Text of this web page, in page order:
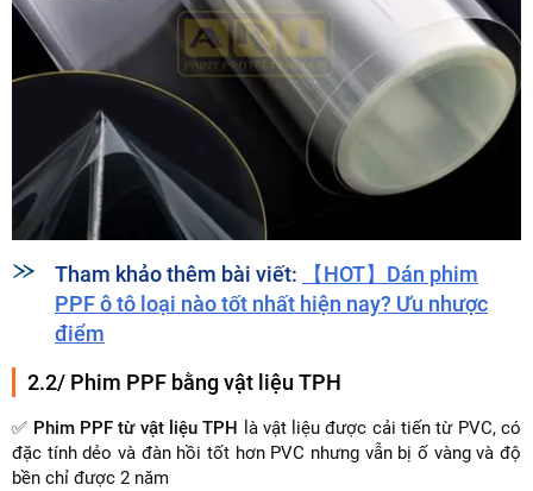
Tham khảo thêm bài viết:
【HOT】Dán phim
PPF ô tô loại nào tốt nhất hiện nay? Ưu nhược
điểm
2.2/ Phim PPF bằng vật liệu TPH
✅ Phim PPF từ vật liệu TPH là vật liệu được cải tiến từ PVC, có
đặc tính dẻo và đàn hồi tốt hơn PVC nhưng vẫn bị ố vàng và độ
bền chỉ được 2 năm